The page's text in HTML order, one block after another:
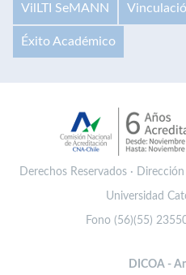
VilLTI SeMANN
Éxito Académico
Derechos Reservados ·
Universidad
Fono (56)(55)
DICOA -